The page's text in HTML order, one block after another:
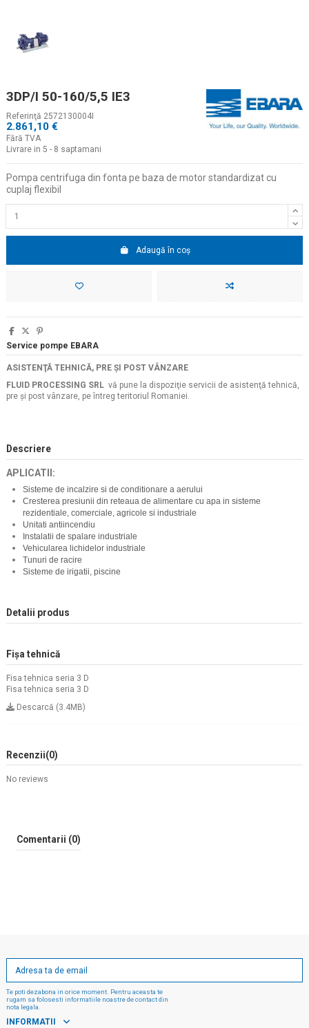
3DP/I 50-160/5,5 IE3
Referinţă 2572130004I
2.861,10 €
Fără TVA
Livrare in 5 - 8 saptamani
Pompa centrifuga din fonta pe baza de motor standardizat cu
cuplaj flexibil
Adaugă în coș
Service pompe EBARA
ASISTENŢĂ TEHNICĂ, PRE ŞI POST VÂNZARE
FLUID PROCESSING SRL vă pune la dispoziţie servicii de asistenţă tehnică,
pre şi post vânzare, pe întreg teritoriul Romaniei.
Descriere
APLICATII:
Sisteme de incalzire si de conditionare a aerului
Cresterea presiunii din reteaua de alimentare cu apa in sisteme
rezidentiale, comerciale, agricole si industriale
Unitati antiincendiu
Instalatii de spalare industriale
Vehicularea lichidelor industriale
Tunuri de racire
Sisteme de irigatii, piscine
Detalii produs
Fișa tehnică
Fisa tehnica seria 3 D
Fisa tehnica seria 3 D
Descarcă (3.4MB)
Recenzii(0)
No reviews
Comentarii (0)
Te poti dezabona in orice moment. Pentru aceasta te
rugam sa folosesti informatiile noastre de contact din
nota legala.
INFORMATII